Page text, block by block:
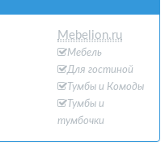
Mebelion.ru
Мебель
Для гостиной
Тумбы и Комоды
Тумбы и
тумбочки